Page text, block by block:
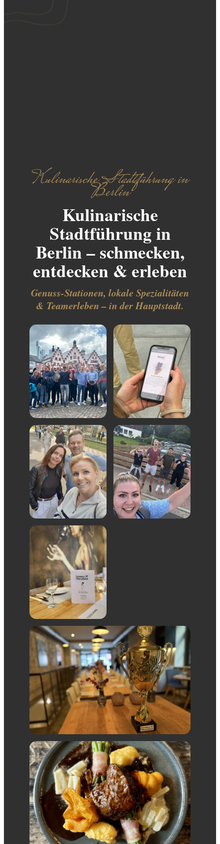
Kulinarische Stadtführung in
Berlin
Kulinarische
Stadtführung in
Berlin – schmecken,
entdecken & erleben
Genuss-Stationen, lokale Spezialitäten
& Teamerleben – in der Hauptstadt.